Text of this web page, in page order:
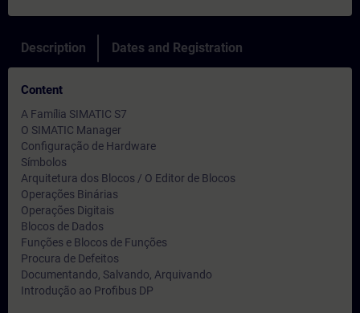
Description Dates and Registration
Content
A Família SIMATIC S7
O SIMATIC Manager
Configuração de Hardware
Símbolos
Arquitetura dos Blocos / O Editor de Blocos
Operações Binárias
Operações Digitais
Blocos de Dados
Funções e Blocos de Funções
Procura de Defeitos
Documentando, Salvando, Arquivando
Introdução ao Profibus DP